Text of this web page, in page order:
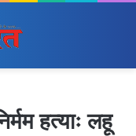
हत्याः लहू